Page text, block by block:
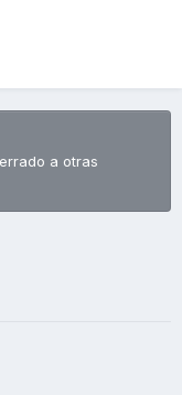
a otras